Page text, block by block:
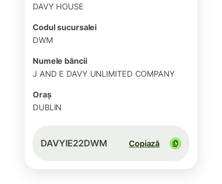
DAVY HOUSE
Codul sucursalei
DWM
Numele băncii
J AND E DAVY UNLIMITED COMPANY
Oraș
DUBLIN
DAVYIE22DWM Copiază